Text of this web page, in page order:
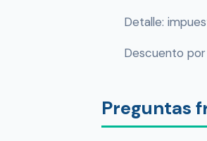
Detalle:
Descuento
Preguntas